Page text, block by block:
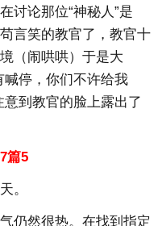
讨论那位“神秘人”是
言笑的教官了，教官十
（闹哄哄）于是大
喊停，你们不许给我
到教官的脸上露出了
篇5
。
仍然很热。在找到指定